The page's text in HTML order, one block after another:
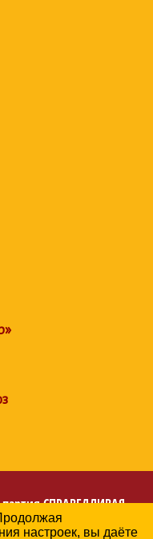
партияСПРАВЕДЛИВАЯ
настроек, вы даёте